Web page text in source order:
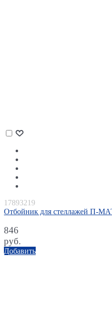
17893219
Отбойник для стеллажей П-
846
руб.
Добавить